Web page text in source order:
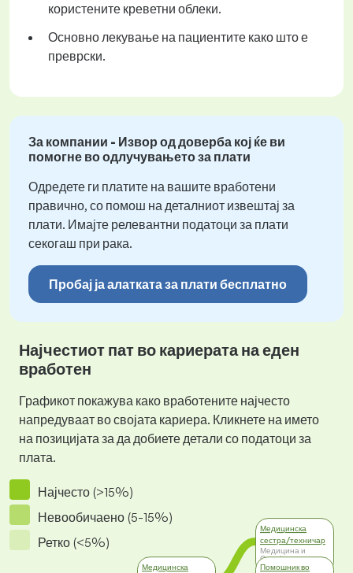
користените креветни облеки.
Основно лекување на пациентите како што е
преврски.
За компании - Извор од доверба кој ќе ви
помогне во одлучувањето за плати
Одредете ги платите на вашите вработени
правично, со помош на деталниот извештај за
плати. Имајте релевантни податоци за плати
секогаш при рака.
Пробај ја алатката за плати бесплатно
Најчестиот пат во кариерата на еден
вработен
Графикот покажува како вработените најчесто
напредуваат во својата кариера. Кликнете на името
на позицијата за да добиете детали со податоци за
плата.
Најчесто (>15%)
Невообичаено (5-15%)
Ретко (<5%)
Медицинска
Медицинска
сестра/техничар
Медицина и
Социјална
заштита
Помошник во